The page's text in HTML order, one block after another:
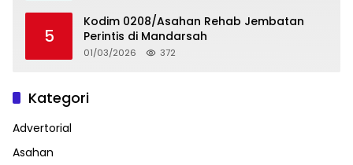
5
Kodim 0208/Asahan Rehab Jembatan
Perintis di Mandarsah
01/03/2026 372
Kategori
Advertorial
Asahan